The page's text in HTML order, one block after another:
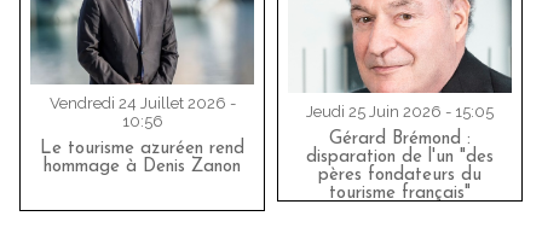
Vendredi 24 Juillet 2026 -
10:56
Le tourisme azuréen rend
hommage à Denis Zanon
Jeudi 25 Juin 2026 - 15:05
Gérard Brémond :
disparation de l'un "des
pères fondateurs du
tourisme français"